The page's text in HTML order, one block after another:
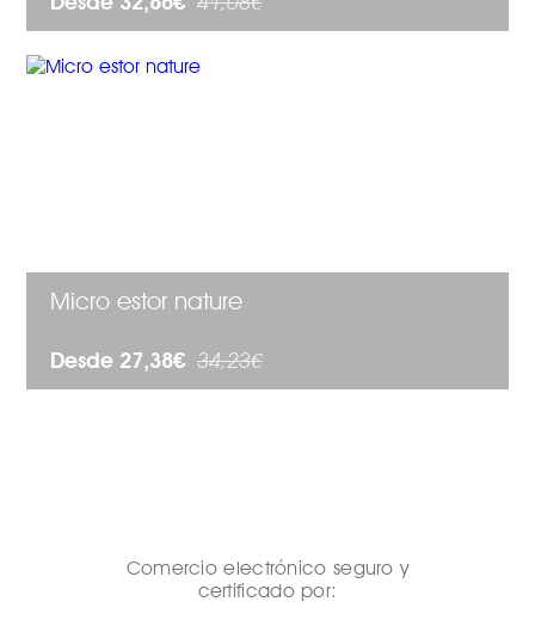
Micro estor nature
Desde 27,38€34,23€
Comercio electrónico seguro y
certificado por: